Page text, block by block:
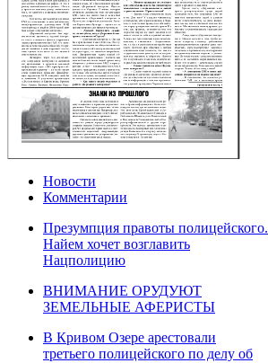
Новости
Комментарии
Презумпция правоты полицейского.
Найем хочет возглавить
Нацполицию
ВНИМАНИЕ ОРУДУЮТ
ЗЕМЕЛЬНЫЕ АФЕРИСТЫ
В Кривом Озере арестовали
третьего полицейского по делу об